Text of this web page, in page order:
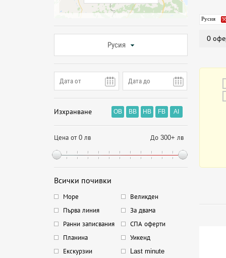
Русия
Изхранване OB BB HB FB AI
Цена от 0 лв До 300+ лв
Всички почивки
Море
Великден
Първа линия
За двама
Ранни записвания
СПА оферти
Планина
Уикенд
Екскурзии
Last minute
Русия
0